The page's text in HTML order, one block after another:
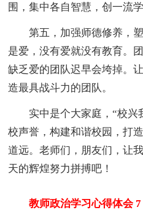
围，集中各自智慧，创一流学
第五，加强师德修养，塑
是爱，没有爱就没有教育。
缺乏爱的团队迟早会垮掉。
造最具战斗力的团队。
实中是个大家庭，“校兴
校声誉，构建和谐校园，打
道远。老师们，朋友们，让
天的辉煌努力拼搏吧！
教师政治学习心得体会 7